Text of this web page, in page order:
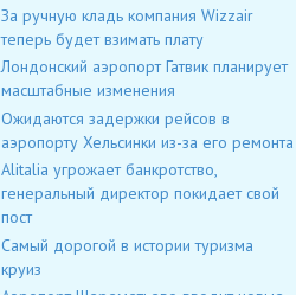
За ручную кладь компания Wizzair
теперь будет взимать плату
Лондонский аэропорт Гатвик планирует
масштабные изменения
Ожидаются задержки рейсов в
аэропорту Хельсинки из-за его ремонта
Alitalia угрожает банкротство,
генеральный директор покидает свой
пост
Cамый дорогой в истории туризма
круиз